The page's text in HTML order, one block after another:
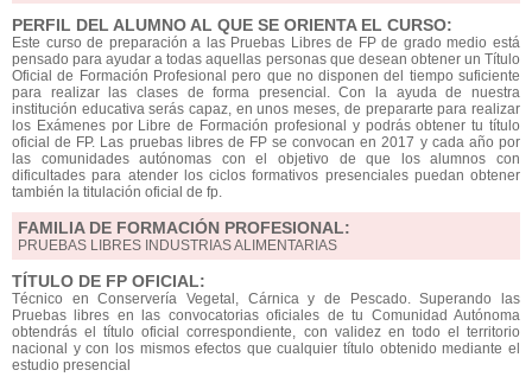
PERFIL DEL ALUMNO AL QUE SE ORIENTA EL CURSO:
Este curso de preparación a las Pruebas Libres de FP de grado medio está
pensado para ayudar a todas aquellas personas que desean obtener un Título
Oficial de Formación Profesional pero que no disponen del tiempo suficiente
para realizar las clases de forma presencial. Con la ayuda de nuestra
institución educativa serás capaz, en unos meses, de prepararte para realizar
los Exámenes por Libre de Formación profesional y podrás obtener tu título
oficial de FP. Las pruebas libres de FP se convocan en 2017 y cada año por
las comunidades autónomas con el objetivo de que los alumnos con
dificultades para atender los ciclos formativos presenciales puedan obtener
también la titulación oficial de fp.
FAMILIA DE FORMACIÓN PROFESIONAL:
PRUEBAS LIBRES INDUSTRIAS ALIMENTARIAS
TÍTULO DE FP OFICIAL:
Técnico en Conservería Vegetal, Cárnica y de Pescado. Superando las
Pruebas libres en las convocatorias oficiales de tu Comunidad Autónoma
obtendrás el título oficial correspondiente, con validez en todo el territorio
nacional y con los mismos efectos que cualquier título obtenido mediante el
estudio presencial